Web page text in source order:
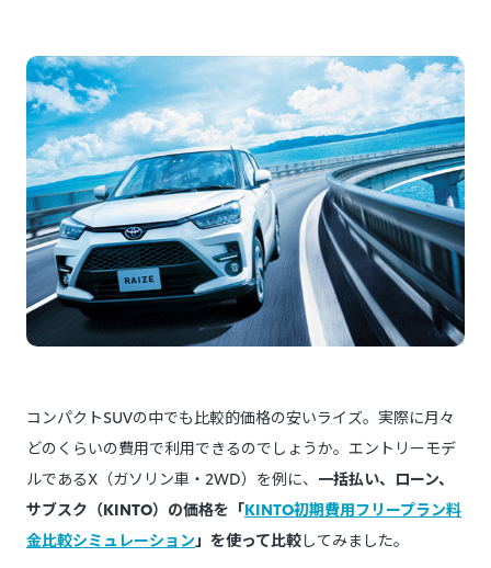
コンパクトSUVの中でも比較的価格の安いライズ。実際に月々
どのくらいの費用で利用できるのでしょうか。エントリーモデ
ルであるX（ガソリン車・2WD）を例に、 一括払い、ローン、
サブスク（KINTO）の価格を「KINTO初期費用フリープラン料
金比較シミュレーション 」を使って比較してみました。